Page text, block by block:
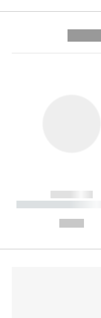
------------
----------- -----------